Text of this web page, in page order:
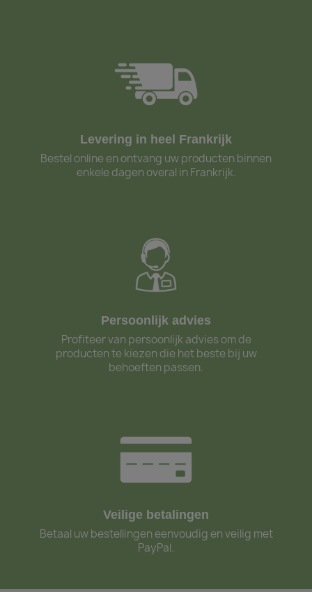
Levering in heel Frankrijk
Bestel online en ontvang uw producten binnen
enkele dagen overal in Frankrijk.
Persoonlijk advies
Profiteer van persoonlijk advies om de
producten te kiezen die het beste bij uw
behoeften passen.
Veilige betalingen
Betaal uw bestellingen eenvoudig en veilig met
PayPal.